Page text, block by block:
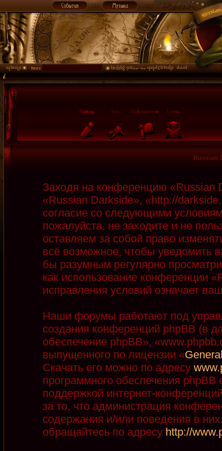
Russian
Заходя на конференцию
«Russian Darkside», «http://
согласие со следующими
пожалуйста, не заходите и не
оставляем за собой право
всё возможное, чтобы уведомить
бы разумным регулярно
как использование конференции
исправления условий означает
Наши форумы работают под
создания конференций phpBB (в
обеспечение phpBB»,
выпущенного по лицензии «
Скачать его можно по адресу
программного обеспечения phpBB
поддержкой интернет-
за то, что администрация
содержания и/или поведения в
обращайтесь по адресу http://